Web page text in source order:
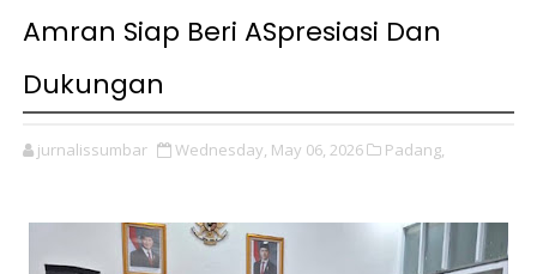
Amran Siap Beri ASpresiasi Dan
Dukungan
jurnalissumbar Wednesday, May 06, 2026 Padang,